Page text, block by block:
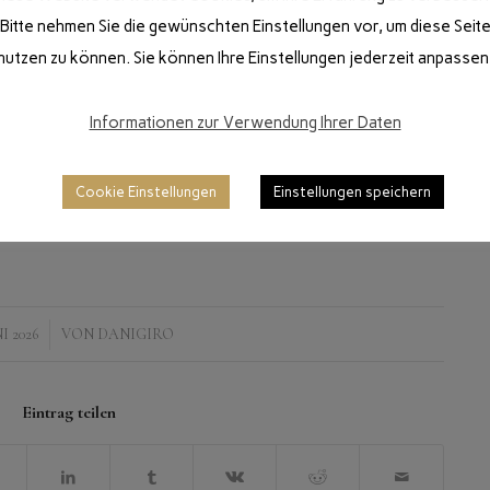
2026 VON DANIGIRO
Eintrag teilen
Bitte nehmen Sie die gewünschten Einstellungen vor, um diese Seite
zu können. Sie können Ihre Einstellungen jederzeit
Informationen zur Verwendung Ihrer Daten
Cookie Einstellungen Einstellungen speichern